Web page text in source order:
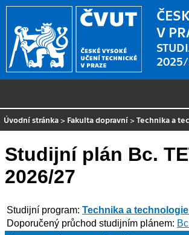
V
Úvodní stránka > Fakulta dopravní >Technika a
Studijní plán Bc.
2026/27
Studijní program: Technika a
Doporučený průchod studijním plánem: